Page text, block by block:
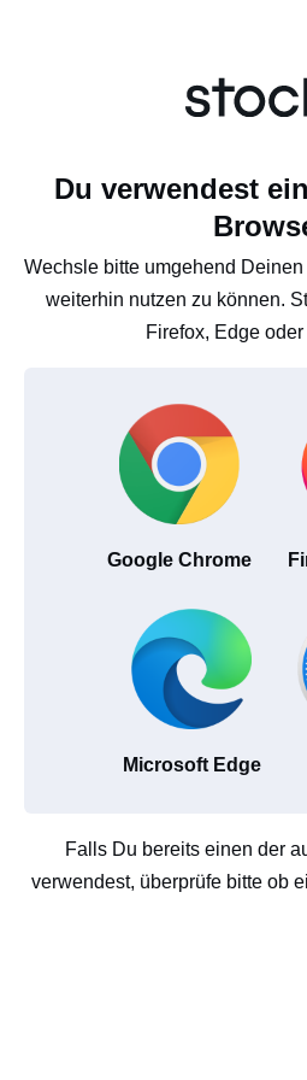
Du verwendest
Wechsle bitte umgehend
weiterhin nutzen zu können.
Firefox, Edge
Google Chrome
Microsoft Edge
Falls Du bereits einen der
verwendest, überprüfe bitte ob